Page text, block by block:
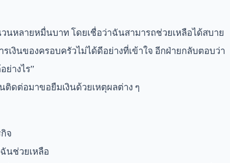
นหลายหมื่นบาท โดยเชื่อว่าฉันสามารถช่วยเหลือได้สบาย
เงินของครอบครัวไม่ได้ดีอย่างที่เข้าใจ อีกฝ่ายกลับตอบว่า
างไร”
ดต่อมาขอยืมเงินด้วยเหตุผลต่าง ๆ
จ
นช่วยเหลือ